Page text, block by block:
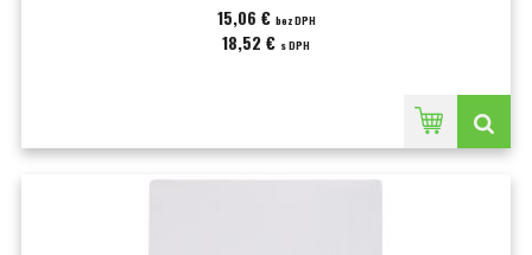
15,06 € bez DPH
18,52 € s DPH